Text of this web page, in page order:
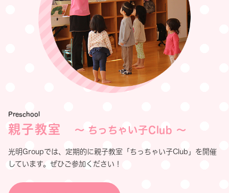
Preschool
親子教室 〜 ちっちゃい子Club 〜
光明Groupでは、定期的に親子教室「ちっちゃい子Club」を開催
しています。ぜひご参加ください！